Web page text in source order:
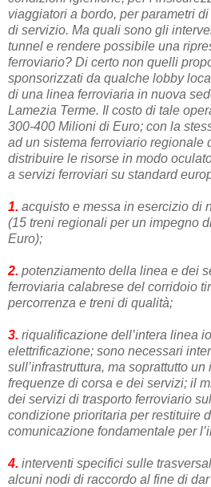
viaggiatori a bordo, per parametri
di servizio. Ma quali sono gli
tunnel e rendere possibile una
ferroviario? Di certo non quelli
sponsorizzati da qualche lobby
di una linea ferroviaria in nuova
Lamezia Terme. Il costo di tale
300-400 Milioni di Euro; con la
ad un sistema ferroviario regionale
distribuire le risorse in modo
a servizi ferroviari su standard
1. acquisto e messa in esercizio di
(15 treni regionali per un impegno
Euro);
2. potenziamento della linea e dei
ferroviaria calabrese del corridoio
percorrenza e treni di qualità;
3. riqualificazione dell’intera linea
elettrificazione; sono necessari
sull’infrastruttura, ma soprattutto
frequenze di corsa e dei servizi; il
dei servizi di trasporto ferroviario
condizione prioritaria per restituire
comunicazione fondamentale per
4. interventi specifici sulle
alcuni nodi di raccordo al fine di